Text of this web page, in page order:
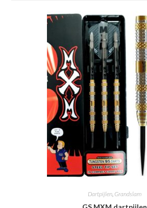
Dartpijlen, Grandslam